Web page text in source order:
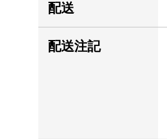
配送
配送注記